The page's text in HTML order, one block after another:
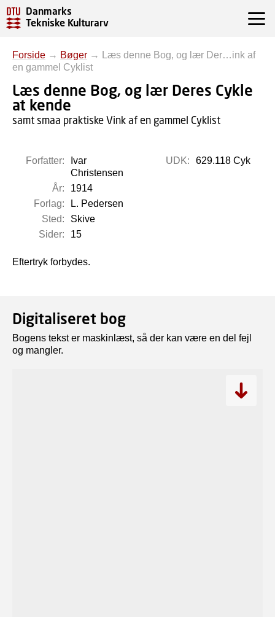
Danmarks
Tekniske Kulturarv
Forside → Bøger →
Læs denne Bog, og lær Der…ink af
en gammel Cyklist
Læs denne Bog, og lær Deres Cykle
at kende
samt smaa praktiske Vink af en gammel Cyklist
Forfatter:
Ivar
Christensen
År:
1914
Forlag:
L. Pedersen
Sted:
Skive
Sider:
15
UDK: 629.118 Cyk
Eftertryk forbydes.
Digitaliseret bog
Bogens tekst er maskinlæst, så der kan være en del fejl
og mangler.